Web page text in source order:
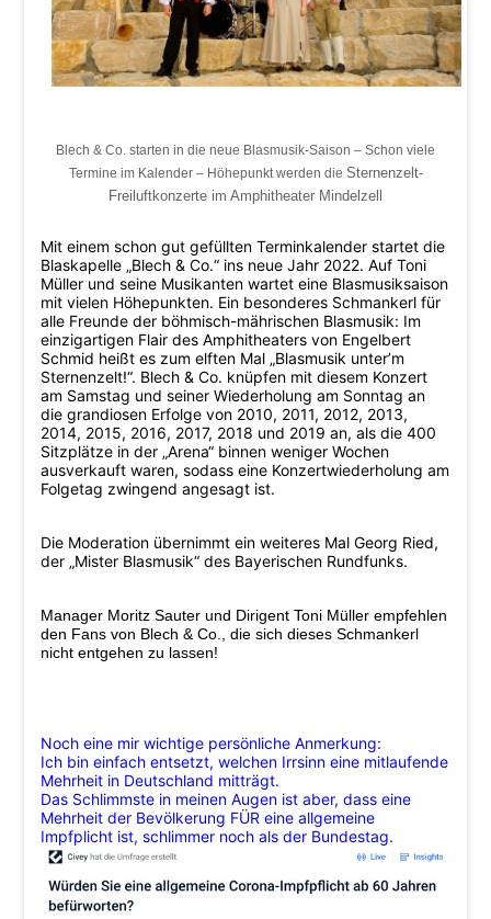
Blech & Co. starten in die neue Blasmusik-Saison – Schon viele
Termine im Kalender – Höhepunkt werden die Sternenzelt-
Freiluftkonzerte im Amphitheater Mindelzell
Mit einem schon gut gefüllten Terminkalender startet die
Blaskapelle „Blech & Co.“ ins neue Jahr 2022. Auf Toni
Müller und seine Musikanten wartet eine Blasmusiksaison
mit vielen Höhepunkten. Ein besonderes Schmankerl für
alle Freunde der böhmisch-mährischen Blasmusik: Im
einzigartigen Flair des Amphitheaters von Engelbert
Schmid heißt es zum elften Mal „Blasmusik unter’m
Sternenzelt!“. Blech & Co. knüpfen mit diesem Konzert
am Samstag und seiner Wiederholung am Sonntag an
die grandiosen Erfolge von 2010, 2011, 2012, 2013,
2014, 2015, 2016, 2017, 2018 und 2019 an, als die 400
Sitzplätze in der „Arena“ binnen weniger Wochen
ausverkauft waren, sodass eine Konzertwiederholung am
Folgetag zwingend angesagt ist.
Die Moderation übernimmt ein weiteres Mal Georg Ried,
der „Mister Blasmusik“ des Bayerischen Rundfunks.
Manager Moritz Sauter und Dirigent Toni Müller empfehlen
den Fans von Blech & Co., die sich dieses Schmankerl
nicht entgehen zu lassen!
Noch eine mir wichtige persönliche Anmerkung:
Ich bin einfach entsetzt, welchen Irrsinn eine mitlaufende
Mehrheit in Deutschland mitträgt.
Das Schlimmste in meinen Augen ist aber, dass eine
Mehrheit der Bevölkerung FÜR eine allgemeine
Impfplicht ist, schlimmer noch als der Bundestag.